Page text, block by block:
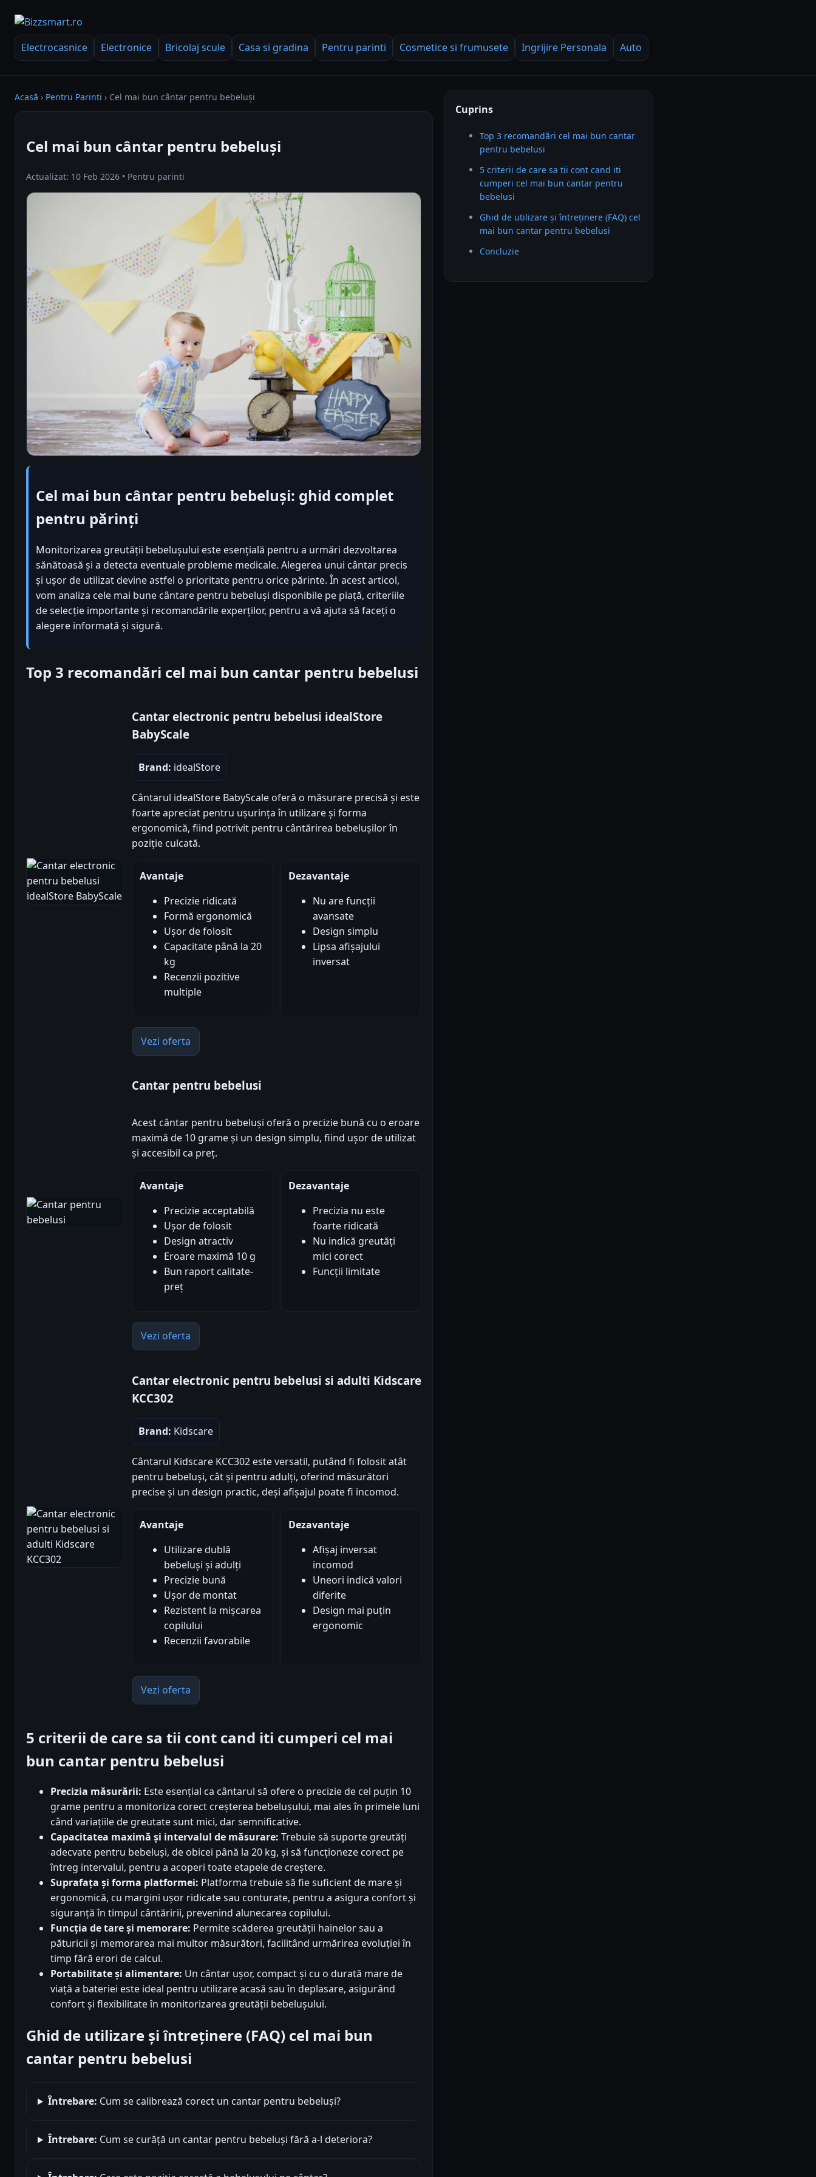
Electrocasnice Electronice Bricolaj scule Casa si gradina Pentru parinti Cosmetice si frumusete Ingrijire Personala Auto
Acasă › Pentru Parinti › Cel mai bun cântar pentru bebeluși
Cel mai bun cântar pentru bebeluși
Actualizat: 10 Feb 2026 • Pentru parinti
Cel mai bun cântar pentru bebeluși: ghid complet
pentru părinți
Monitorizarea greutății bebelușului este esențială pentru a urmări dezvoltarea
sănătoasă și a detecta eventuale probleme medicale. Alegerea unui cântar precis
și ușor de utilizat devine astfel o prioritate pentru orice părinte. În acest articol,
vom analiza cele mai bune cântare pentru bebeluși disponibile pe piață, criteriile
de selecție importante și recomandările experților, pentru a vă ajuta să faceți o
alegere informată și sigură.
Top 3 recomandări cel mai bun cantar pentru bebelusi
Cantar electronic pentru bebelusi idealStore
BabyScale
Brand: idealStore
Cântarul idealStore BabyScale oferă o măsurare precisă și este
foarte apreciat pentru ușurința în utilizare și forma
ergonomică, fiind potrivit pentru cântărirea bebelușilor în
poziție culcată.
Avantaje
Precizie ridicată
Formă ergonomică
Ușor de folosit
Capacitate până la 20
kg
Recenzii pozitive
multiple
Dezavantaje
Nu are funcții
avansate
Design simplu
Lipsa afișajului
inversat
Vezi oferta
Cantar pentru bebelusi
Acest cântar pentru bebeluși oferă o precizie bună cu o eroare
maximă de 10 grame și un design simplu, fiind ușor de utilizat
și accesibil ca preț.
Avantaje
Precizie acceptabilă
Ușor de folosit
Design atractiv
Eroare maximă 10 g
Bun raport calitate-
preț
Dezavantaje
Precizia nu este
foarte ridicată
Nu indică greutăți
mici corect
Funcții limitate
Vezi oferta
Cantar electronic pentru bebelusi si adulti Kidscare
KCC302
Brand: Kidscare
Cântarul Kidscare KCC302 este versatil, putând fi folosit atât
pentru bebeluși, cât și pentru adulți, oferind măsurători
precise și un design practic, deși afișajul poate fi incomod.
Avantaje
Utilizare dublă
bebeluși și adulți
Precizie bună
Ușor de montat
Rezistent la mișcarea
copilului
Recenzii favorabile
Dezavantaje
Afișaj inversat
incomod
Uneori indică valori
diferite
Design mai puțin
ergonomic
Vezi oferta
5 criterii de care sa tii cont cand iti cumperi cel mai
bun cantar pentru bebelusi
Precizia măsurării: Este esențial ca cântarul să ofere o precizie de cel puțin 10
grame pentru a monitoriza corect creșterea bebelușului, mai ales în primele luni
când variațiile de greutate sunt mici, dar semnificative.
Capacitatea maximă și intervalul de măsurare: Trebuie să suporte greutăți
adecvate pentru bebeluși, de obicei până la 20 kg, și să funcționeze corect pe
întreg intervalul, pentru a acoperi toate etapele de creștere.
Suprafața și forma platformei: Platforma trebuie să fie suficient de mare și
ergonomică, cu margini ușor ridicate sau conturate, pentru a asigura confort și
siguranță în timpul cântăririi, prevenind alunecarea copilului.
Funcția de tare și memorare: Permite scăderea greutății hainelor sau a
păturicii și memorarea mai multor măsurători, facilitând urmărirea evoluției în
timp fără erori de calcul.
Portabilitate și alimentare: Un cântar ușor, compact și cu o durată mare de
viață a bateriei este ideal pentru utilizare acasă sau în deplasare, asigurând
confort și flexibilitate în monitorizarea greutății bebelușului.
Ghid de utilizare și întreținere (FAQ) cel mai bun
cantar pentru bebelusi
Întrebare: Cum se calibrează corect un cantar pentru bebeluși?
Întrebare: Cum se curăță un cantar pentru bebeluși fără a-l deteriora?
Cuprins
Top 3 recomandări cel mai bun cantar
pentru bebelusi
5 criterii de care sa tii cont cand iti
cumperi cel mai bun cantar pentru
bebelusi
Ghid de utilizare și întreținere (FAQ) cel
mai bun cantar pentru bebelusi
Concluzie